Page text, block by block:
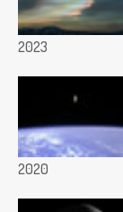
2023
2020